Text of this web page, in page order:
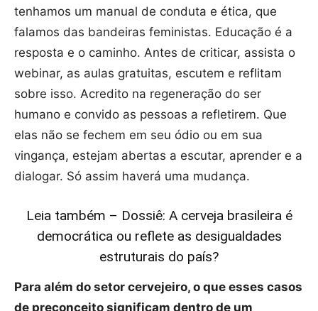
tenhamos um manual de conduta e ética, que
falamos das bandeiras feministas. Educação é a
resposta e o caminho. Antes de criticar, assista o
webinar, as aulas gratuitas, escutem e reflitam
sobre isso. Acredito na regeneração do ser
humano e convido as pessoas a refletirem. Que
elas não se fechem em seu ódio ou em sua
vingança, estejam abertas a escutar, aprender e a
dialogar. Só assim haverá uma mudança.
Leia também – Dossiê: A cerveja brasileira é
democrática ou reflete as desigualdades
estruturais do país?
Para além do setor cervejeiro, o que esses casos
de preconceito significam dentro de um